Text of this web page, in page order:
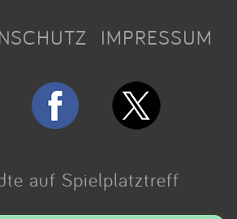
IMPRESSUM
auf Spielplatztreff